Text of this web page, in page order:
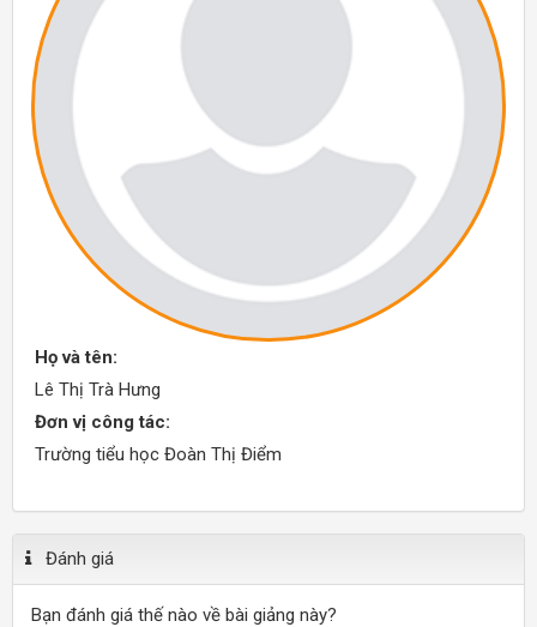
Họ và tên:
Lê Thị Trà Hưng
Đơn vị công tác:
Trường tiểu học Đoàn Thị Điểm
Đánh giá
Bạn đánh giá thế nào về bài giảng này?